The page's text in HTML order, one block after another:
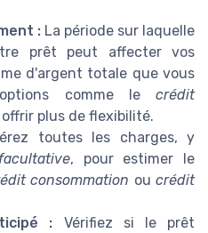
: La période sur laquelle
prêt peut affecter vos
d'argent totale que vous
comme le crédit
plus de flexibilité.
toutes les charges, y
, pour estimer le
consommation oucrédit
: Vérifiez si le prêt